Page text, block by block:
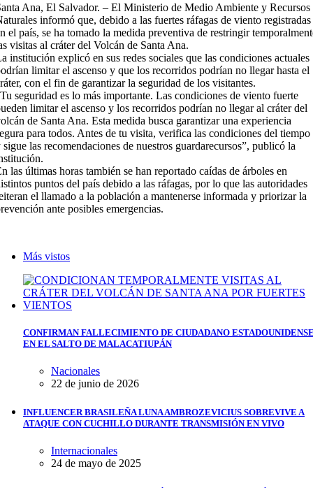
Ana, El Salvador. – El Ministerio de Medio Ambiente y Recursos
informó que, debido a las fuertes ráfagas de viento registradas
el país, se ha tomado la medida preventiva de restringir
visitas al cráter del Volcán de Santa Ana.
institución explicó en sus redes sociales que las condiciones actuales
limitar el ascenso y que los recorridos podrían no llegar hasta el
con el fin de garantizar la seguridad de los visitantes.
seguridad es lo más importante. Las condiciones de viento fuerte
limitar el ascenso y los recorridos podrían no llegar al cráter del
de Santa Ana. Esta medida busca garantizar una experiencia
para todos. Antes de tu visita, verifica las condiciones del tiempo
sigue las recomendaciones de nuestros guardarecursos”, publicó la
las últimas horas también se han reportado caídas de árboles en
puntos del país debido a las ráfagas, por lo que las autoridades
el llamado a la población a mantenerse informada y priorizar la
ante posibles emergencias.
Más vistos
CONFIRMAN FALLECIMIENTO DE CIUDADANO
EN EL SALTO DE MALACATIUPÁN
Nacionales
22 de junio de 2026
INFLUENCER BRASILEÑA LUNA AMBROZEVICIUS SOBREVIVE A
ATAQUE CON CUCHILLO DURANTE TRANSMISIÓN EN VIVO
Internacionales
24 de mayo de 2025